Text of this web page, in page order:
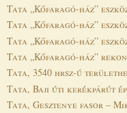
Tata „Kőfaragó-ház”
Tata „Kőfaragó-ház”
Tata „Kőfaragó-ház”
Tata „Kőfaragó-ház”
Tata, 3540 hrsz-ú
Tata, Baji úti kerékpárút
Tata, Gesztenye fasor –